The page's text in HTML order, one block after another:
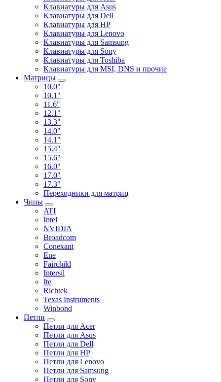
Клавиатуры для Asus
Клавиатуры для Dell
Клавиатуры для HP
Клавиатуры для Lenovo
Клавиатуры для Samsung
Клавиатуры для Sony
Клавиатуры для Toshiba
Клавиатуры для MSI, DNS и прочие
Матрицы
10.0"
10.1"
11.6"
12.1"
13.3"
14.0"
14.1"
15.4"
15.6"
16.0"
17.0"
17.3"
Переходники для матриц
Чипы
ATI
Intel
NVIDIA
Broadcom
Conexant
Ene
Fairchild
Intersil
Ite
Richtek
Texas Instruments
Winbond
Петли
Петли для Acer
Петли для Asus
Петли для Dell
Петли для HP
Петли для Lenovo
Петли для Samsung
Петли для Sony